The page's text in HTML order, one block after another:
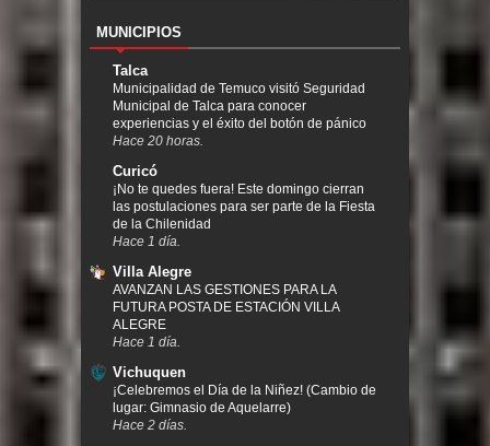
MUNICIPIOS
Talca
Municipalidad de Temuco visitó Seguridad
Municipal de Talca para conocer
experiencias y el éxito del botón de pánico
Hace 20 horas.
Curicó
¡No te quedes fuera! Este domingo cierran
las postulaciones para ser parte de la Fiesta
de la Chilenidad
Hace 1 día.
Villa Alegre
AVANZAN LAS GESTIONES PARA LA
FUTURA POSTA DE ESTACIÓN VILLA
ALEGRE
Hace 1 día.
Vichuquen
¡Celebremos el Día de la Niñez! (Cambio de
lugar: Gimnasio de Aquelarre)
Hace 2 días.